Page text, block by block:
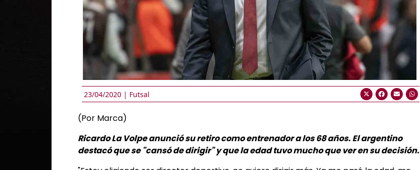
23/04/2020 | Futsal
(Por Marca)
Ricardo La Volpe anunció su retiro como entrenador a los 68 años. El argentino
destacó que se "cansó de dirigir" y que la edad tuvo mucho que ver en su decisión.